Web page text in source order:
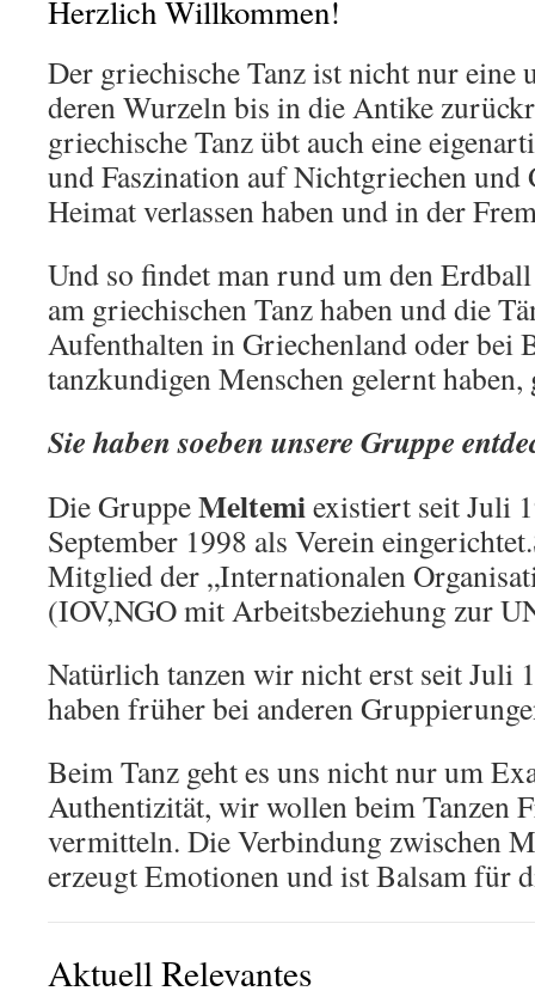
Herzlich Willkommen!
Der griechische Tanz ist nicht nur
deren Wurzeln bis in die Antike
griechische Tanz übt auch eine
und Faszination auf Nichtgriechen und
Heimat verlassen haben und in der
Und so findet man rund um den
am griechischen Tanz haben und die
Aufenthalten in Griechenland oder bei
tanzkundigen Menschen gelernt haben,
Sie haben soeben unsere Gruppe
Die GruppeMeltemiexistiert seit Juli
September 1998 als Verein
Mitglied der „Internationalen
(IOV,NGO mit Arbeitsbeziehung zur
Natürlich tanzen wir nicht erst seit Juli
haben früher bei anderen
Beim Tanz geht es uns nicht nur um
Authentizität, wir wollen beim Tanzen
vermitteln. Die Verbindung zwischen
erzeugt Emotionen und ist Balsam für
Aktuell Relevantes